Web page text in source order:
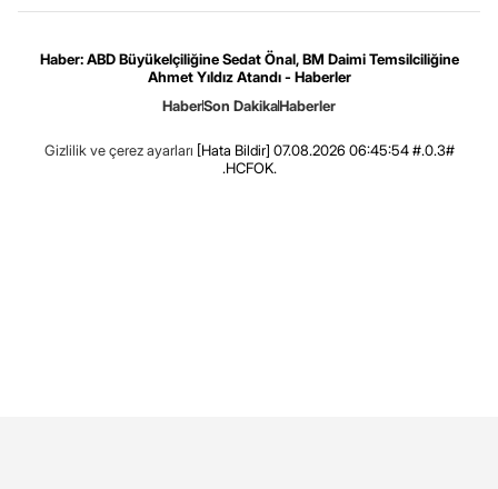
Haber: ABD Büyükelçiliğine Sedat Önal, BM Daimi Temsilciliğine
Ahmet Yıldız Atandı - Haberler
HaberSon DakikaHaberler
Gizlilik ve çerez ayarları [Hata Bildir] 07.08.2026 06:45:54 #.0.3#
.HCFOK.